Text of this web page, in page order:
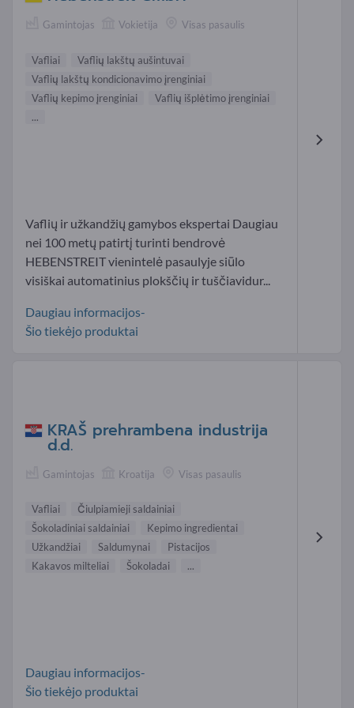
Gamintojas Vokietija Visas pasaulis
Vafliai
Vaflių lakštų aušintuvai
Vaflių lakštų kondicionavimo įrenginiai
Vaflių kepimo įrenginiai
Vaflių išplėtimo įrenginiai
...
Vaflių ir užkandžių gamybos ekspertai Daugiau
nei 100 metų patirtį turinti bendrovė
HEBENSTREIT vienintelė pasaulyje siūlo
visiškai automatinius plokščių ir tuščiavidur...
Daugiau informacijos-
Šio tiekėjo produktai
KRAŠ prehrambena industrija
d.d.
Gamintojas Kroatija Visas pasaulis
Vafliai
Čiulpiamieji saldainiai
Šokoladiniai saldainiai
Kepimo ingredientai
Užkandžiai
Saldumynai
Pistacijos
Kakavos milteliai
Šokoladai ...
Daugiau informacijos-
Šio tiekėjo produktai